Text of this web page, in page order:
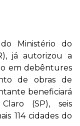
Ministério do
já autorizou a
em debêntures
de obras de
beneficiará
(SP), seis
114 cidades do